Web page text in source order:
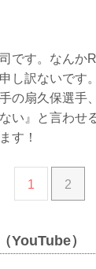
です。なんか
し訳ないです
の扇久保選手
い』と言わせ
す！
1 2
YouTube）